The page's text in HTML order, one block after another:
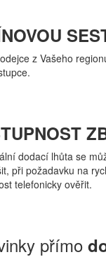
z Vašeho
dodací lhůta se
při požadavku na
telefonicky ověřit.
přímo